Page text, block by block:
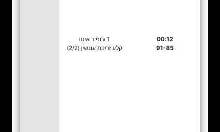
00:12
91-85
1 ג'וניור איטו
קלע זריקת עונשין (2/2)